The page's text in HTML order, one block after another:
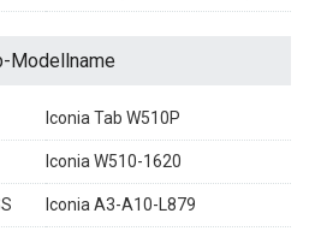
Modellname
Iconia Tab W510P
Iconia W510-1620
Iconia A3-A10-L879